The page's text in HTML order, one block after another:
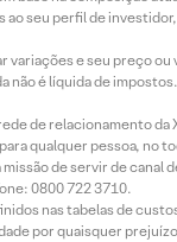
seu perfil de
e seu preço
é líquida de
de relacionamento
qualquer pessoa,
de servir de
0800 722 3710.
nas tabelas de
por quaisquer